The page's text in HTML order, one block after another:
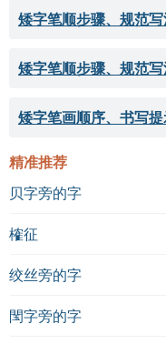
矮字笔顺步骤、规范
矮字笔顺步骤、规范
矮字笔画顺序、书写
精准推荐
贝字旁的字
榷征
绞丝旁的字
閠字旁的字